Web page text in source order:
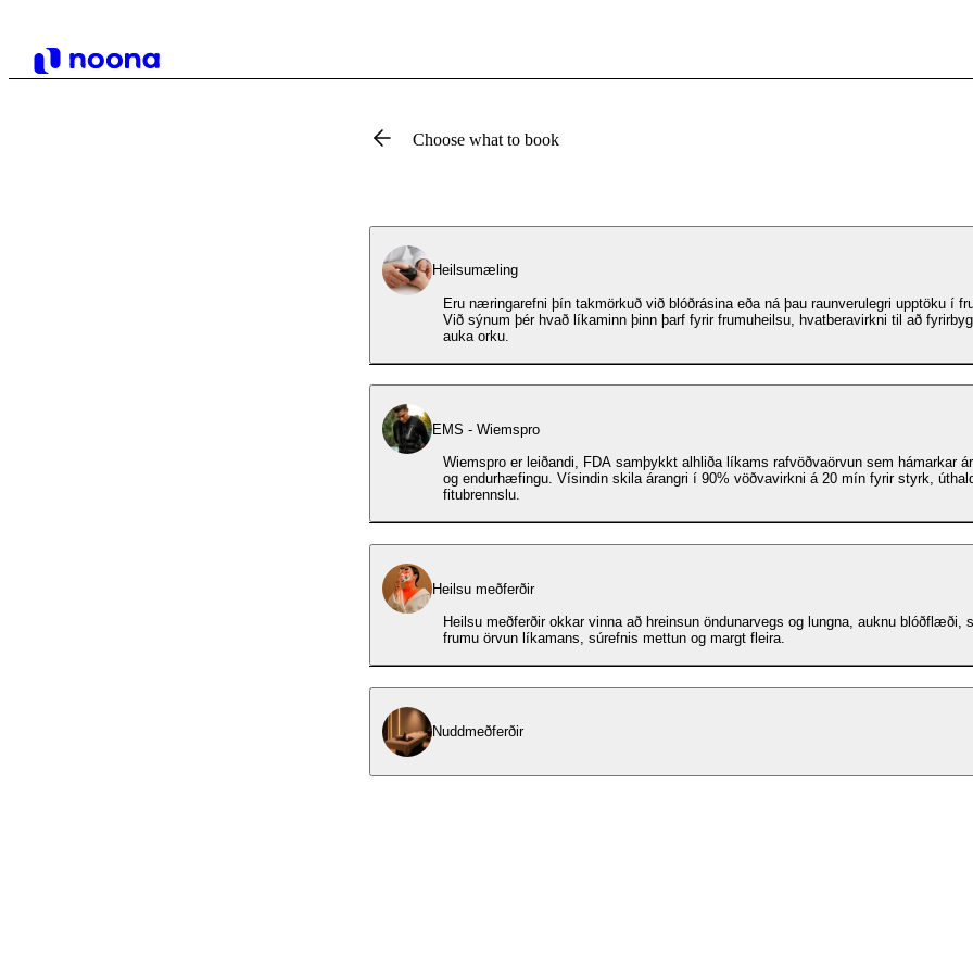
Choose what to book
Heilsumæling
Eru næringarefni þín takmörkuð við blóðrásina eða ná þau raunverulegri upptöku í
Við sýnum þér hvað líkaminn þinn þarf fyrir frumuheilsu, hvatberavirkni til að
auka orku.
EMS - Wiemspro
Wiemspro er leiðandi, FDA samþykkt alhliða líkams rafvöðvaörvun sem hámarkar
og endurhæfingu. Vísindin skila árangri í 90% vöðvavirkni á 20 mín fyrir styrk,
fitubrennslu.
Heilsu meðferðir
Heilsu meðferðir okkar vinna að hreinsun öndunarvegs og lungna, auknu blóðflæði,
frumu örvun líkamans, súrefnis mettun og margt fleira.
Nuddmeðferðir